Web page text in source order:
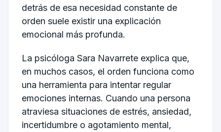
detrás de esa necesidad constante de
orden suele existir una explicación
emocional más profunda.
La psicóloga Sara Navarrete explica que,
en muchos casos, el orden funciona como
una herramienta para intentar regular
emociones internas. Cuando una persona
atraviesa situaciones de estrés, ansiedad,
incertidumbre o agotamiento mental,